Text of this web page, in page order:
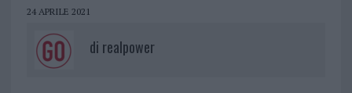
24 APRILE 2021
di realpower